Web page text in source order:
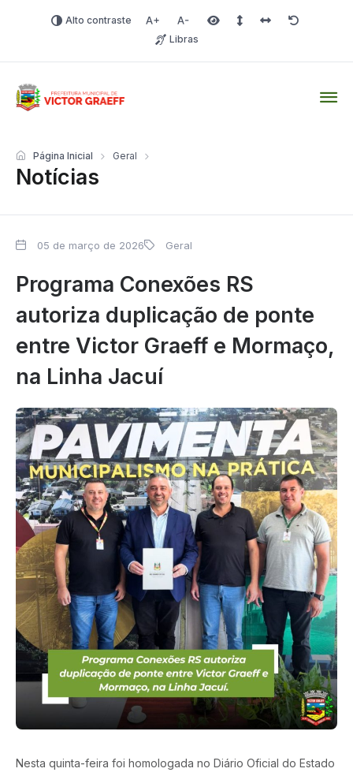
Alto contraste Aumentar fonte
Diminuir fonteÁrea selecionada
Espaçamento de linha
Espaço dos
Redefinir
Libras
Notícias
Página Inicial Geral
05 de março de 2026 Geral
Programa Conexões RS
autoriza duplicação de ponte
entre Victor Graeff e Mormaço,
na Linha Jacuí
Nesta quinta-feira foi homologada no Diário Oficial do Estado